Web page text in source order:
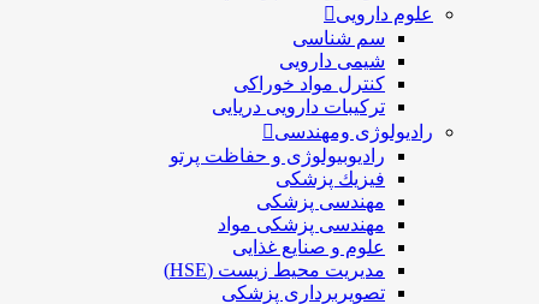
علوم دارویی
سم شناسی
شیمی دارویی
کنترل مواد خوراکی
ترکیبات دارویی دریایی
رادیولوژی ومهندسی
رادیوبیولوژی و حفاظت پرتو
فيزيك پزشکی
مهندسی پزشکی
مهندسی پزشکی مواد
علوم و صنايع غذایی
مدیریت محیط زیست (HSE)
تصویربرداری پزشکی